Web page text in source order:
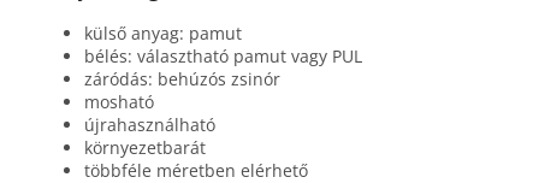
külső anyag: pamut
bélés: választható pamut vagy PUL
záródás: behúzós zsinór
mosható
újrahasználható
környezetbarát
többféle méretben elérhető